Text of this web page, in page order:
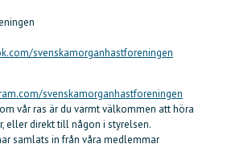
svenskamorganhastforeningen
svenskamorganhastforeningen
vår ras är du varmt välkommen att höra
eller direkt till någon i styrelsen.
samlats in från våra medlemmar